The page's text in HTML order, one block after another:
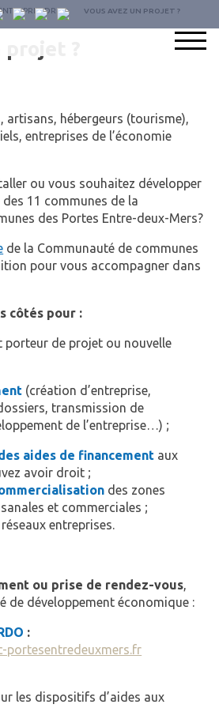
VOUS AVEZ UN PROJET ?
?
artisans, hébergeurs (tourisme),
entreprises de l’économie
ou vous souhaitez développer
11 communes de la
des Portes Entre-deux-Mers?
de la Communauté de communes
pour vous accompagner dans
côtés pour :
porteur de projet ou nouvelle
(création d’entreprise,
transmission de
de l’entreprise…) ;
aides de financement aux
avoir droit ;
des zones
et commerciales ;
entreprises.
ou prise de rendez-vous,
de développement économique :
:
portesentredeuxmers.fr
les dispositifs d’aides aux